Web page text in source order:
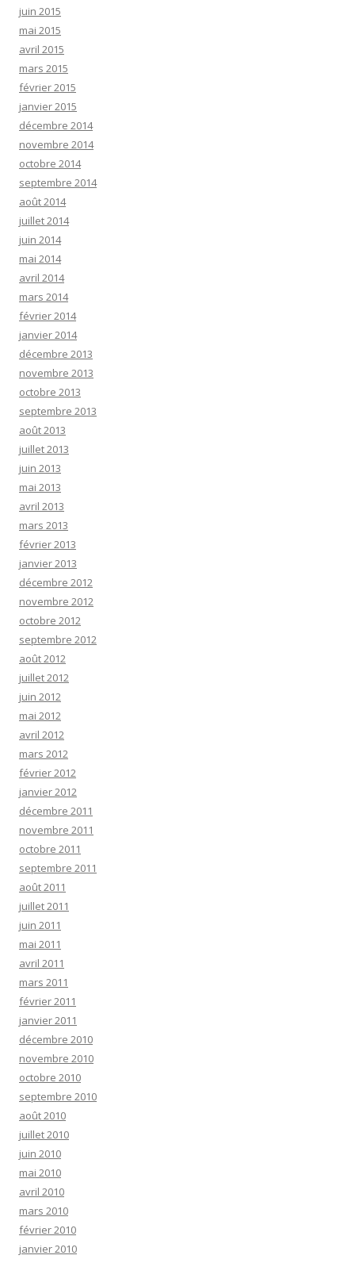
juin 2015
mai 2015
avril 2015
mars 2015
février 2015
janvier 2015
décembre 2014
novembre 2014
octobre 2014
septembre 2014
août 2014
juillet 2014
juin 2014
mai 2014
avril 2014
mars 2014
février 2014
janvier 2014
décembre 2013
novembre 2013
octobre 2013
septembre 2013
août 2013
juillet 2013
juin 2013
mai 2013
avril 2013
mars 2013
février 2013
janvier 2013
décembre 2012
novembre 2012
octobre 2012
septembre 2012
août 2012
juillet 2012
juin 2012
mai 2012
avril 2012
mars 2012
février 2012
janvier 2012
décembre 2011
novembre 2011
octobre 2011
septembre 2011
août 2011
juillet 2011
juin 2011
mai 2011
avril 2011
mars 2011
février 2011
janvier 2011
décembre 2010
novembre 2010
octobre 2010
septembre 2010
août 2010
juillet 2010
juin 2010
mai 2010
avril 2010
mars 2010
février 2010
janvier 2010